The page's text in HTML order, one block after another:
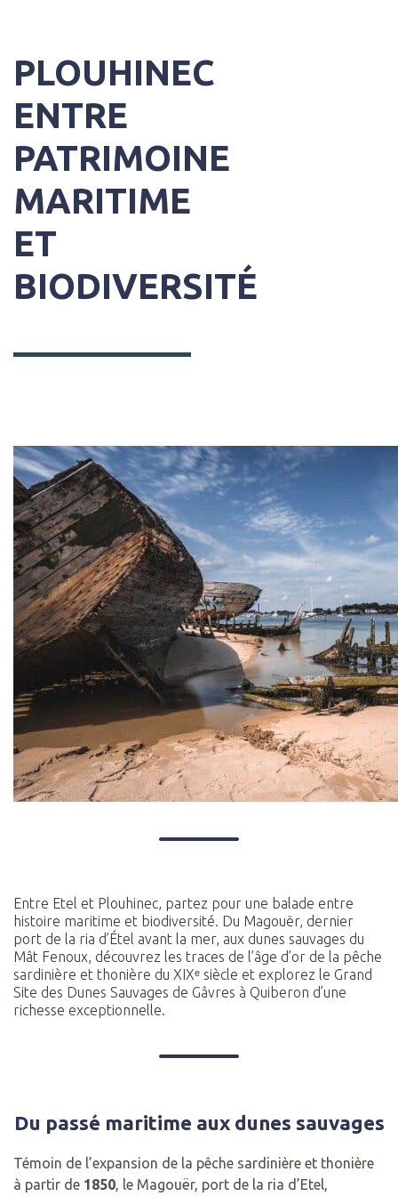
PLOUHINEC
ENTRE
PATRIMOINE
MARITIME
ET
BIODIVERSITÉ
Entre Etel et Plouhinec, partez pour une balade entre
histoire maritime et biodiversité. Du Magouër, dernier
port de la ria d’Étel avant la mer, aux dunes sauvages du
Mât Fenoux, découvrez les traces de l’âge d’or de la pêche
sardinière et thonière du XIXᵉ siècle et explorez le Grand
Site des Dunes Sauvages de Gâvres à Quiberon d’une
richesse exceptionnelle.
Du passé maritime aux dunes sauvages
Témoin de l’expansion de la pêche sardinière et thonière
à partir de 1850, le Magouër, port de la ria d’Etel,